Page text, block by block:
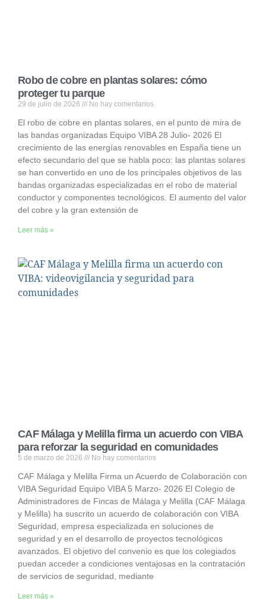
Robo de cobre en plantas solares: cómo
proteger tu parque
29 de julio de 2026 No hay comentarios
El robo de cobre en plantas solares, en el punto de mira de
las bandas organizadas Equipo VIBA 28 Julio- 2026 El
crecimiento de las energías renovables en España tiene un
efecto secundario del que se habla poco: las plantas solares
se han convertido en uno de los principales objetivos de las
bandas organizadas especializadas en el robo de material
conductor y componentes tecnológicos. El aumento del valor
del cobre y la gran extensión de
Leer más »
CAF Málaga y Melilla firma un acuerdo con VIBA
para reforzar la seguridad en comunidades
5 de marzo de 2026 No hay comentarios
CAF Málaga y Melilla Firma un Acuerdo de Colaboración con
VIBA Seguridad Equipo VIBA 5 Marzo- 2026 El Colegio de
Administradores de Fincas de Málaga y Melilla (CAF Málaga
y Melilla) ha suscrito un acuerdo de colaboración con VIBA
Seguridad, empresa especializada en soluciones de
seguridad y en el desarrollo de proyectos tecnológicos
avanzados. El objetivo del convenio es que los colegiados
puedan acceder a condiciones ventajosas en la contratación
de servicios de seguridad, mediante
Leer más »